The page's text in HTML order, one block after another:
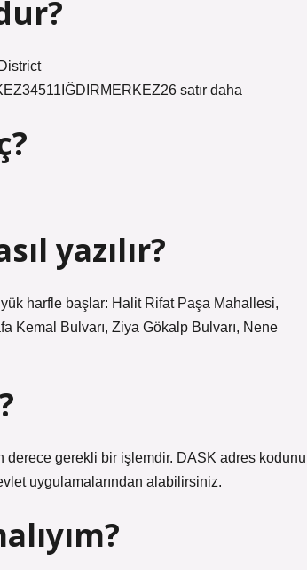
satır daha
yazılır?
harfle başlar: Halit Rifat Paşa Mahallesi,
Kemal Bulvarı, Ziya Gökalp Bulvarı, Nene
gerekli bir işlemdir. DASK adres kodunu
uygulamalarından alabilirsiniz.